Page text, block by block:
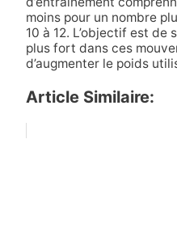
moins pour un nombre
10 à 12. L’objectif est de
plus fort dans ces
d’augmenter le poids
Article Similaire: